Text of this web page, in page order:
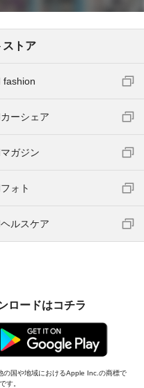
ストア
fashion
ーシェア
ガジン
ォト
ルスケア
ロードはコチラ
国や地域におけるApple Inc.の商標で
す。